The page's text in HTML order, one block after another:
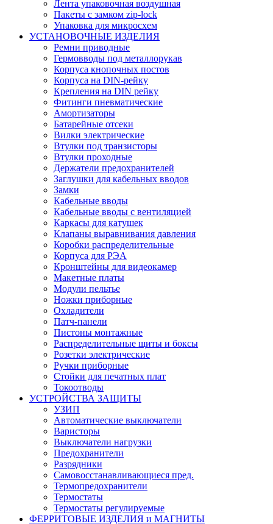
Лента упаковочная воздушная
Пакеты с замком zip-lock
Упаковка для микросхем
УСТАНОВОЧНЫЕ ИЗДЕЛИЯ
Ремни приводные
Гермовводы под металлорукав
Корпуса кнопочных постов
Корпуса на DIN-рейку
Крепления на DIN рейку
Фитинги пневматические
Амортизаторы
Батарейные отсеки
Вилки электрические
Втулки под транзисторы
Втулки проходные
Держатели предохранителей
Заглушки для кабельных вводов
Замки
Кабельные вводы
Кабельные вводы с вентиляцией
Каркасы для катушек
Клапаны выравнивания давления
Коробки распределительные
Корпуса для РЭА
Кронштейны для видеокамер
Макетные платы
Модули пельтье
Ножки приборные
Охладители
Патч-панели
Пистоны монтажные
Распределительные щиты и боксы
Розетки электрические
Ручки приборные
Стойки для печатных плат
Токоотводы
УСТРОЙСТВА ЗАЩИТЫ
УЗИП
Автоматические выключатели
Варисторы
Выключатели нагрузки
Предохранители
Разрядники
Самовосстанавливающиеся пред.
Термопредохранители
Термостаты
Термостаты регулируемые
ФЕРРИТОВЫЕ ИЗДЕЛИЯ и МАГНИТЫ